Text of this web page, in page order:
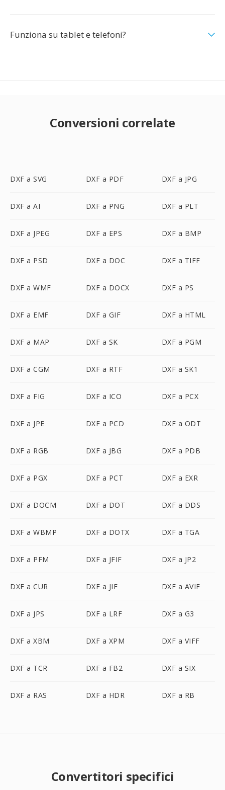
Funziona su tablet e telefoni?
Conversioni correlate
DXF a SVG DXF a PDF DXF a JPG
DXF a AI DXF a PNG DXF a PLT
DXF a JPEG DXF a EPS DXF a BMP
DXF a PSD DXF a DOC DXF a TIFF
DXF a WMF DXF a DOCX DXF a PS
DXF a EMF DXF a GIF DXF a HTML
DXF a MAP DXF a SK DXF a PGM
DXF a CGM DXF a RTF DXF a SK1
DXF a FIG DXF a ICO DXF a PCX
DXF a JPE DXF a PCD DXF a ODT
DXF a RGB DXF a JBG DXF a PDB
DXF a PGX DXF a PCT DXF a EXR
DXF a DOCM DXF a DOT DXF a DDS
DXF a WBMP DXF a DOTX DXF a TGA
DXF a PFM DXF a JFIF DXF a JP2
DXF a CUR DXF a JIF DXF a AVIF
DXF a JPS DXF a LRF DXF a G3
DXF a XBM DXF a XPM DXF a VIFF
DXF a TCR DXF a FB2 DXF a SIX
DXF a RAS DXF a HDR DXF a RB
Convertitori specifici